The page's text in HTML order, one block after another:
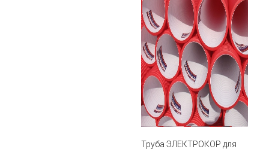
Труба ЭЛЕКТРОКОР для